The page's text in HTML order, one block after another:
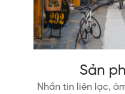
Sản
Nhắn tin liên lạc,